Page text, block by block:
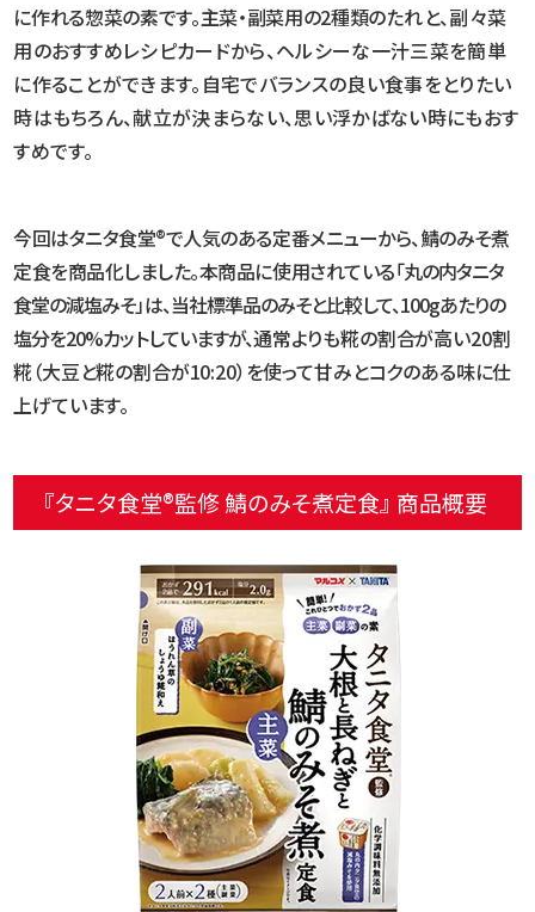
に作れる惣菜の素です。主菜・副菜用の2種類のたれと、副々菜
用のおすすめレシピカードから、ヘルシーな一汁三菜を簡単
に作ることができます。自宅でバランスの良い食事をとりたい
時はもちろん、献立が決まらない、思い浮かばない時にもおす
すめです。
今回はタニタ食堂®で人気のある定番メニューから、鯖のみそ煮
定食を商品化しました。本商品に使用されている「丸の内タニタ
食堂の減塩みそ」は、当社標準品のみそと比較して、100gあたりの
塩分を20%カットしていますが、通常よりも糀の割合が高い20割
糀（大豆と糀の割合が10:20）を使って甘みとコクのある味に仕
上げています。
『タニタ食堂®監修 鯖のみそ煮定食』 商品概要